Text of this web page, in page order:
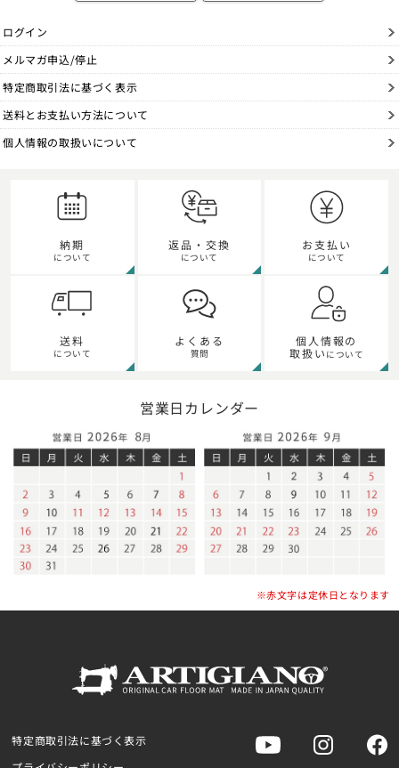
ログイン
メルマガ申込/停止
特定商取引法に基づく表示
送料とお支払い方法について
個人情報の取扱いについて
納期
について
返品・交換
について
お支払い
について
送料
について
よくある
質問
個人情報の
取扱い について
営業日カレンダー
※赤文字は定休日となります
特定商取引法に基づく表示